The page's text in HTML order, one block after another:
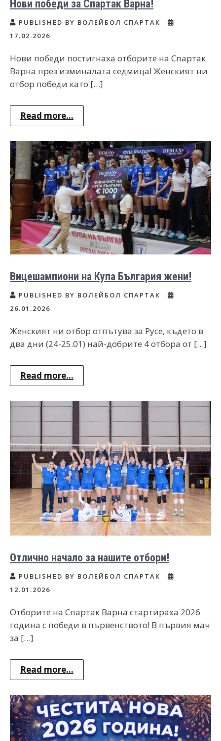
Нови победи за Спартак Варна!
PUBLISHED BY ВОЛЕЙБОЛ СПАРТАК
17.02.2026
Нови победи постигнаха отборите на Спартак
Варна през изминалата седмица! Женският ни
отбор победи като […]
Read more...
Вицешампиони на Купа България жени!
PUBLISHED BY ВОЛЕЙБОЛ СПАРТАК
26.01.2026
Женският ни отбор отпътува за Русе, където в
два дни (24-25.01) най-добрите 4 отбора от […]
Read more...
Отлично начало за нашите отбори!
PUBLISHED BY ВОЛЕЙБОЛ СПАРТАК
12.01.2026
Отборите на Спартак Варна стартираха 2026
година с победи в първенството! В първия мач
за […]
Read more...